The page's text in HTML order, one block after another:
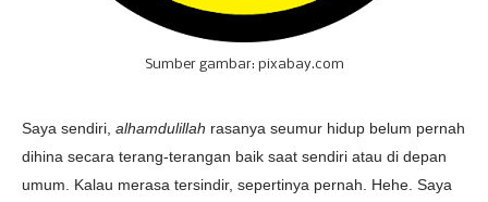
Sumber gambar: pixabay.com
Saya sendiri, alhamdulillah rasanya seumur hidup belum pernah
dihina secara terang-terangan baik saat sendiri atau di depan
umum. Kalau merasa tersindir, sepertinya pernah. Hehe. Saya